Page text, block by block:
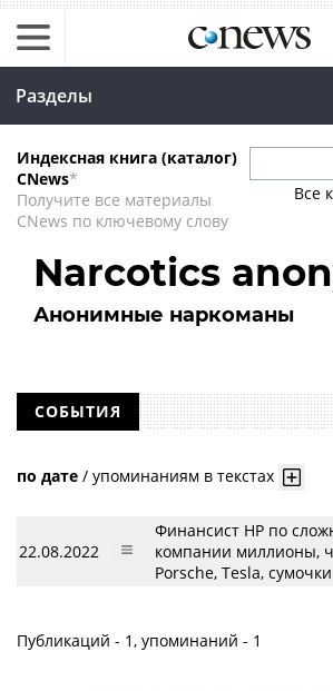
Разделы
Индексная книга (каталог)
CNews*
Получите все материалы
CNews по ключевому слову
Все
Narcotics
Анонимные наркоманы
СОБЫТИЯ
по дате / упоминаниям в текстах
22.08.2022
Финансист HP по
компании миллионы,
Porsсhe, Tesla,
Публикаций - 1, упоминаний - 1